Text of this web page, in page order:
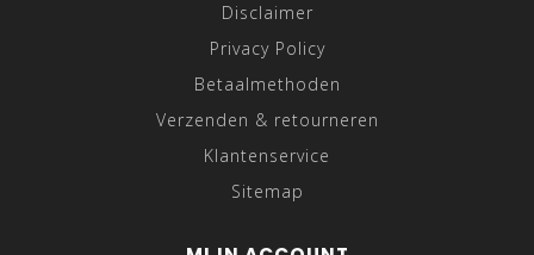
Disclaimer
Privacy Policy
Betaalmethoden
Verzenden & retourneren
Klantenservice
Sitemap